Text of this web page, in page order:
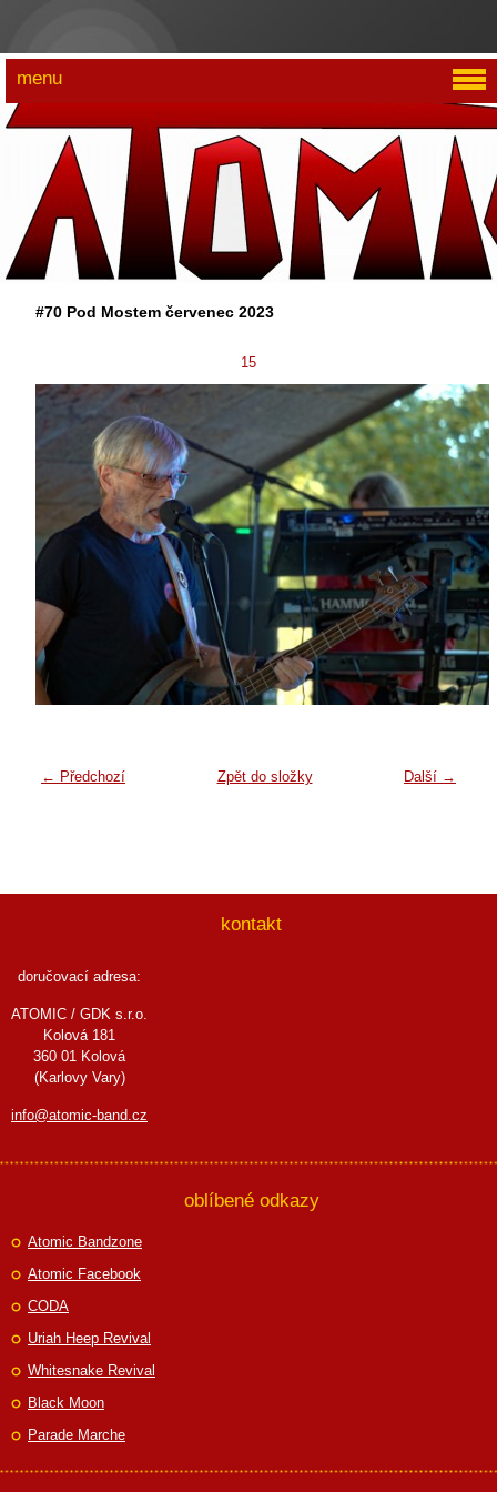
#70 Pod Mostem červenec 2023
15
← Předchozí Další →
Zpět do složky
menu
kontakt
doručovací adresa:
ATOMIC / GDK s.r.o.
Kolová 181
360 01 Kolová
(Karlovy Vary)
info@atomic-band.cz
oblíbené odkazy
Atomic Bandzone
Atomic Facebook
CODA
Uriah Heep Revival
Whitesnake Revival
Black Moon
Parade Marche